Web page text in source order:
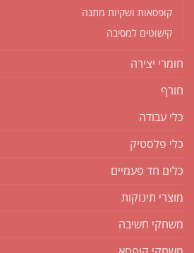
קופסאות ושקיות מתנה
קישוטים למסיבה
חומרי יצירה
חורף
כלי עבודה
כלי פלסטיק
כלים חד פעמיים
מוצרי תינוקות
משחקי חשיבה